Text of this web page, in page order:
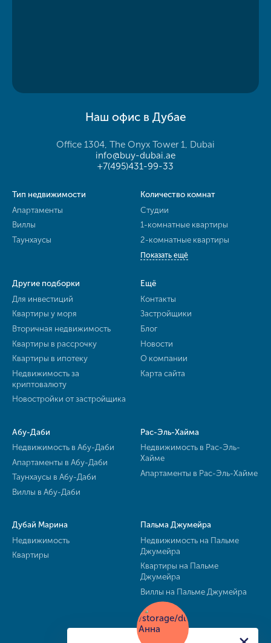
Наш офис в Дубае
Office 1304, The Onyx Tower 1, Dubai
info@buy-dubai.ae
+7(495)431-99-33
Тип недвижимости
Апартаменты
Виллы
Таунхаусы
Количество комнат
Студии
1-комнатные квартиры
2-комнатные квартиры
Показать ещё
Другие подборки
Для инвестиций
Квартиры у моря
Вторичная недвижимость
Квартиры в рассрочку
Квартиры в ипотеку
Недвижимость за
криптовалюту
Новостройки от застройщика
Ещё
Контакты
Застройщики
Блог
Новости
О компании
Карта сайта
Абу-Даби
Недвижимость в Абу-Даби
Апартаменты в Абу-Даби
Таунхаусы в Абу-Даби
Виллы в Абу-Даби
Рас-Эль-Хайма
Недвижимость в Рас-Эль-
Хайме
Апартаменты в Рас-Эль-Хайме
Дубай Марина
Недвижимость
Квартиры
Пальма Джумейра
Недвижимость на Пальме
Джумейра
Квартиры на Пальме
Джумейра
Виллы на Пальме Джумейра